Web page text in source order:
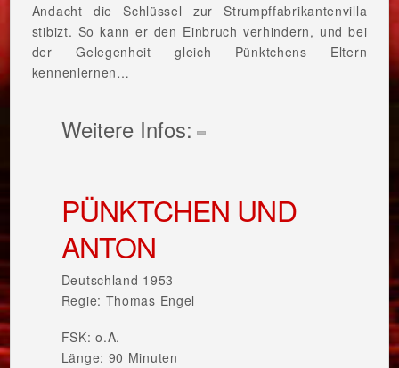
Andacht die Schlüssel zur Strumpffabrikantenvilla
stibizt. So kann er den Einbruch verhindern, und bei
der Gelegenheit gleich Pünktchens Eltern
kennenlernen…
Weitere Infos:
PÜNKTCHEN UND
ANTON
Deutschland 1953
Regie: Thomas Engel
FSK: o.A.
Länge: 90 Minuten